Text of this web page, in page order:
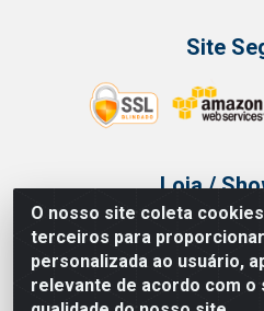
O nosso site coleta
terceiros para
personalizada ao usuário,
relevante de acordo com
Site
Loja /
Tel.: (11)
Av Vautier, 468 -